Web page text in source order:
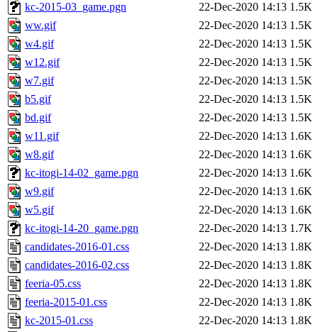
kc-2015-03_game.pgn
22-Dec-2020 14:13 1.5K
ww.gif
22-Dec-2020 14:13 1.5K
w4.gif
22-Dec-2020 14:13 1.5K
w12.gif
22-Dec-2020 14:13 1.5K
w7.gif
22-Dec-2020 14:13 1.5K
b5.gif
22-Dec-2020 14:13 1.5K
bd.gif
22-Dec-2020 14:13 1.5K
w11.gif
22-Dec-2020 14:13 1.6K
w8.gif
22-Dec-2020 14:13 1.6K
kc-itogi-14-02_game.pgn
22-Dec-2020 14:13 1.6K
w9.gif
22-Dec-2020 14:13 1.6K
w5.gif
22-Dec-2020 14:13 1.6K
kc-itogi-14-20_game.pgn
22-Dec-2020 14:13 1.7K
candidates-2016-01.css
22-Dec-2020 14:13 1.8K
candidates-2016-02.css
22-Dec-2020 14:13 1.8K
feeria-05.css
22-Dec-2020 14:13 1.8K
feeria-2015-01.css
22-Dec-2020 14:13 1.8K
kc-2015-01.css
22-Dec-2020 14:13 1.8K